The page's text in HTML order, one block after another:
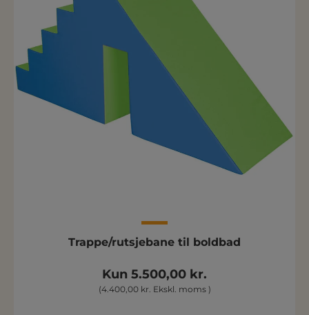
Trappe/rutsjebane til boldbad
Kun 5.500,00 kr.
(4.400,00 kr. Ekskl. moms )